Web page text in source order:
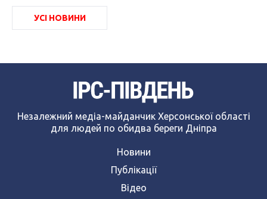
УСІ НОВИНИ
Незалежний медіа-майданчик Херсонської області
для людей по обидва береги Дніпра
Новини
Публікації
Відео